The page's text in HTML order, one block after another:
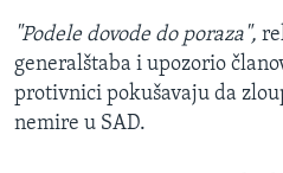
"Podele dovode do poraza",
generalštaba i upozorio
protivnici pokušavaju da
nemire u SAD.